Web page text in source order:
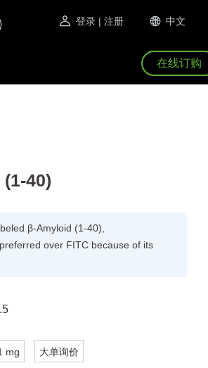
登录 | 注册 中文
在线订购
40)
β-Amyloid (1-40),
over FITC because of its
mg 大单询价